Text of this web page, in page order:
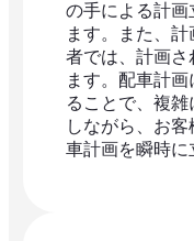
の手による計画
ます。また、
者では、計画
ます。配車計画
ることで、複
しながら、お
車計画を瞬時に